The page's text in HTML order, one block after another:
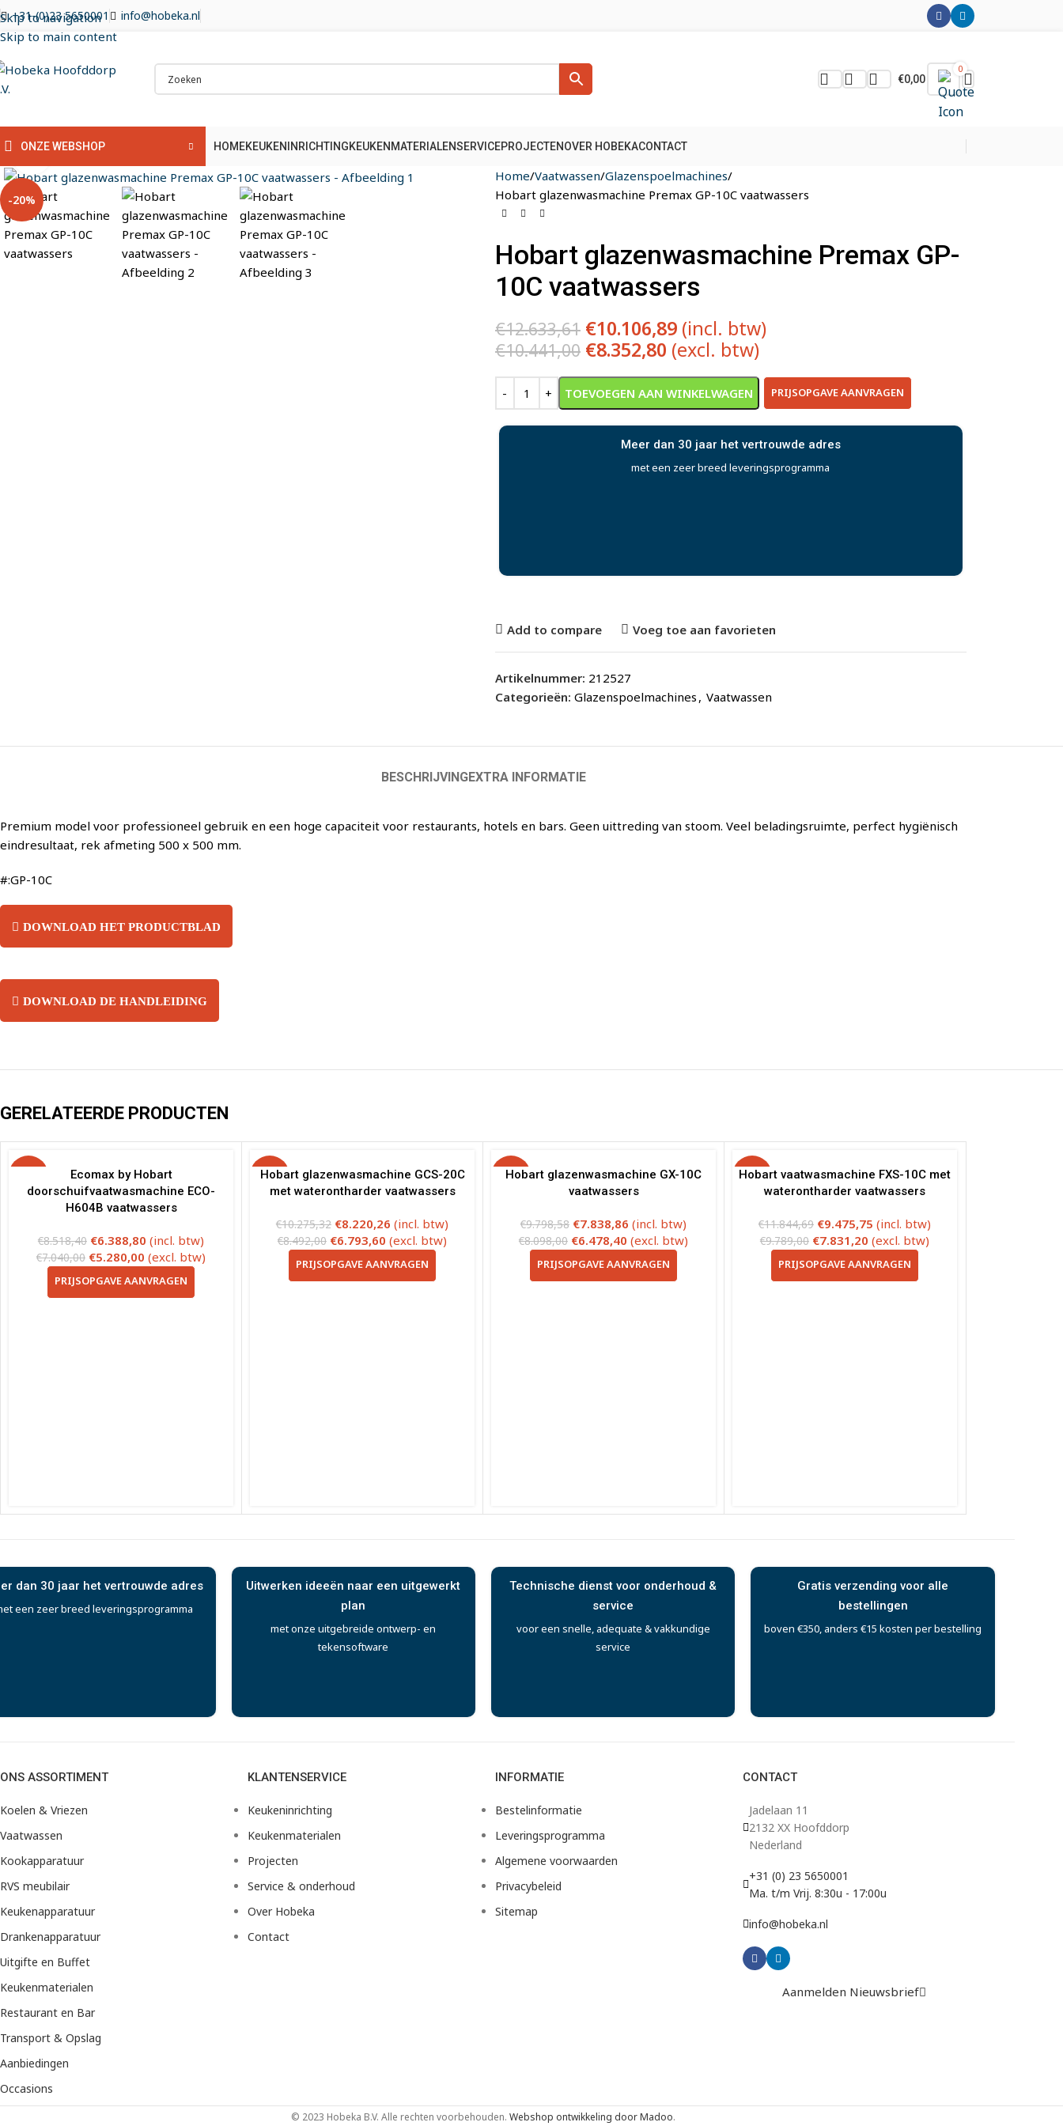
Skip to navigation
Skip to main content
+31-(0)23 5650001 info@hobeka.nl
€0,00
0
ONZE WEBSHOP HOMEKEUKENINRICHTINGKEUKENMATERIALENSERVICEPROJECTENOVER HOBEKACONTACT
-20%
Klik om te vergroten
Home Vaatwassen Glazenspoelmachines
Hobart glazenwasmachine Premax GP-10C vaatwassers
Hobart glazenwasmachine Premax GP-
10C vaatwassers
€12.633,61 €10.106,89 (incl. btw)
€10.441,00 €8.352,80 (excl. btw)
TOEVOEGEN AAN WINKELWAGEN PRIJSOPGAVE AANVRAGEN
Alternative:
Meer dan 30 jaar het vertrouwde adres
met een zeer breed leveringsprogramma
Add to compare Voeg toe aan favorieten
Artikelnummer: 212527
Categorieën: Glazenspoelmachines , Vaatwassen
BESCHRIJVINGEXTRA INFORMATIE
Premium model voor professioneel gebruik en een hoge capaciteit voor restaurants, hotels en bars. Geen uittreding van stoom. Veel beladingsruimte, perfect hygiënisch
eindresultaat, rek afmeting 500 x 500 mm.
#:GP-10C
DOWNLOAD HET PRODUCTBLAD
DOWNLOAD DE HANDLEIDING
GERELATEERDE PRODUCTEN
Ecomax by Hobart
doorschuifvaatwasmachine ECO-
H604B vaatwassers
€8.518,40 €6.388,80 (incl. btw)
€7.040,00 €5.280,00 (excl. btw)
PRIJSOPGAVE AANVRAGEN
-20%
Hobart glazenwasmachine GCS-20C
met waterontharder vaatwassers
€10.275,32 €8.220,26 (incl. btw)
€8.492,00 €6.793,60 (excl. btw)
PRIJSOPGAVE AANVRAGEN
-20%
Hobart glazenwasmachine GX-10C
vaatwassers
€9.798,58 €7.838,86 (incl. btw)
€8.098,00 €6.478,40 (excl. btw)
PRIJSOPGAVE AANVRAGEN
-20%
Hobart vaatwasmachine FXS-10C met
waterontharder vaatwassers
€11.844,69 €9.475,75 (incl. btw)
€9.789,00 €7.831,20 (excl. btw)
PRIJSOPGAVE AANVRAGEN
dan 30 jaar het vertrouwde adres
een zeer breed leveringsprogramma
Uitwerken ideeën naar een uitgewerkt
plan
met onze uitgebreide ontwerp- en
tekensoftware
Technische dienst voor onderhoud &
service
voor een snelle, adequate & vakkundige
service
Gratis verzending voor alle
bestellingen
boven €350, anders €15 kosten per bestelling
ONS ASSORTIMENT
Koelen & Vriezen
Vaatwassen
Kookapparatuur
RVS meubilair
Keukenapparatuur
Drankenapparatuur
Uitgifte en Buffet
Keukenmaterialen
Restaurant en Bar
Transport & Opslag
Aanbiedingen
Occasions
KLANTENSERVICE
Keukeninrichting
Keukenmaterialen
Projecten
Service & onderhoud
Over Hobeka
Contact
INFORMATIE
Bestelinformatie
Leveringsprogramma
Algemene voorwaarden
Privacybeleid
Sitemap
CONTACT
Jadelaan 11
2132 XX Hoofddorp
Nederland
+31 (0) 23 5650001
Ma. t/m Vrij. 8:30u - 17:00u
info@hobeka.nl
Aanmelden Nieuwsbrief
© 2023 Hobeka B.V. Alle rechten voorbehouden. Webshop ontwikkeling door Madoo.